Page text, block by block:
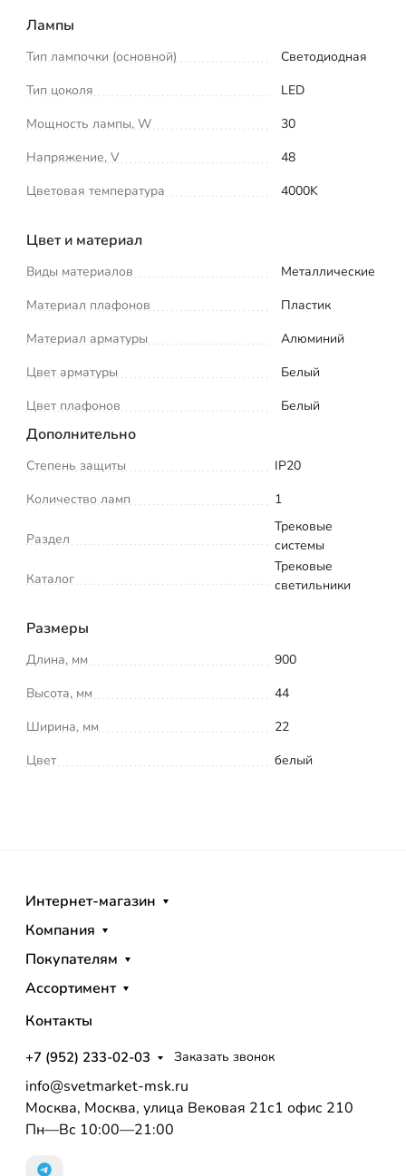
Лампы
Тип лампочки (основной)
Светодиодная
Тип цоколя
LED
Мощность лампы, W
30
Напряжение, V
48
Цветовая температура
4000K
Цвет и материал
Виды материалов
Металлические
Материал плафонов
Пластик
Материал арматуры
Алюминий
Цвет арматуры
Белый
Цвет плафонов
Белый
Дополнительно
Степень защиты
IP20
Количество ламп
1
Раздел
Трековые
системы
Каталог
Трековые
светильники
Размеры
Длина, мм
900
Высота, мм
44
Ширина, мм
22
Цвет
белый
Интернет-магазин
Компания
Покупателям
Ассортимент
Контакты
+7 (952) 233-02-03 Заказать звонок
info@svetmarket-msk.ru
Москва, Москва, улица Вековая 21с1 офис 210
Пн—Вс 10:00—21:00